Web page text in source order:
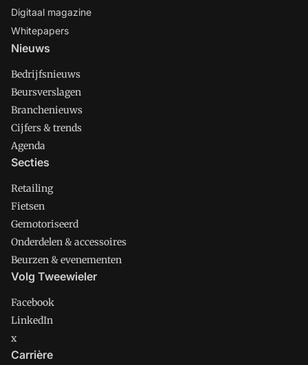
Digitaal magazine
Whitepapers
Nieuws
Bedrijfsnieuws
Beursverslagen
Branchenieuws
Cijfers & trends
Agenda
Secties
Retailing
Fietsen
Gemotoriseerd
Onderdelen & accessoires
Beurzen & evenementen
Volg Tweewieler
Facebook
LinkedIn
x
Carrière